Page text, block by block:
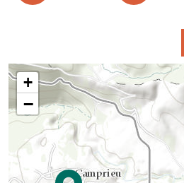
+
−